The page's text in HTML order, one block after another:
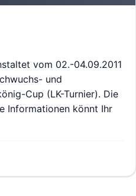
vom 02.-04.09.2011
und
Cup (LK-Turnier). Die
Informationen könnt Ihr